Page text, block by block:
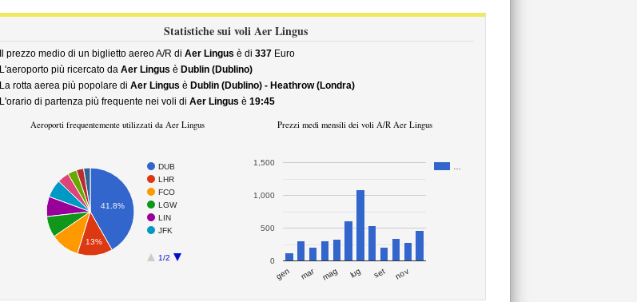
Statistiche sui voli Aer Lingus
Il prezzo medio di un biglietto aereo A/R di Aer Lingus è di 337Euro
L'aeroporto più ricercato da Aer Lingus è Dublin (Dublino)
La rotta aerea più popolare di Aer Lingus è Dublin (Dublino) - Heathrow (Londra)
L'orario di partenza più frequente nei voli di Aer Lingus è 19:45
Aeroporti frequentemente utilizzati da Aer Lingus
DUB
LHR
FCO
LGW
LIN
JFK
1/2
41.8%
13%
Prezzi medi mensili dei voli A/R Aer Lingus
gen mar mag lug set nov
0
500
1,000
1,500